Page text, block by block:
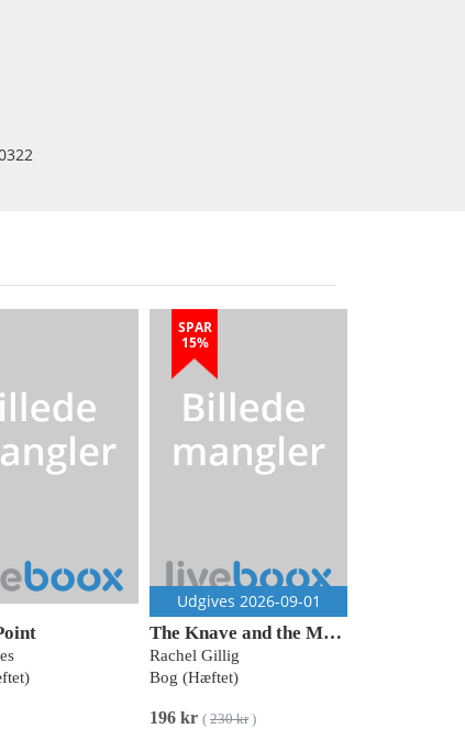
SPAR
15%
Udgives 2026-09-01
The Knave and the Moon
Rachel Gillig
Bog (Hæftet)
196 kr ( 230 kr)